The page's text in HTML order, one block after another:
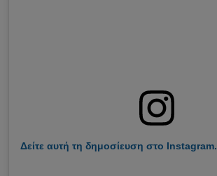
Δείτε αυτή τη δημοσίευση στο Instagram.